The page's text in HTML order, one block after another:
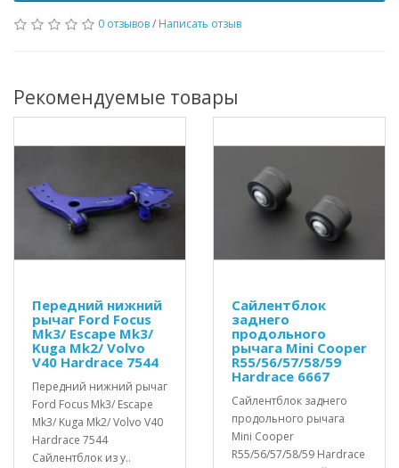
0 отзывов/ Написать отзыв
Рекомендуемые товары
Передний нижний
рычаг Ford Focus
Mk3/ Escape Mk3/
Kuga Mk2/ Volvo
V40 Hardrace 7544
Передний нижний рычаг
Ford Focus Mk3/ Escape
Mk3/ Kuga Mk2/ Volvo V40
Hardrace 7544
Сайлентблок из у..
Сайлентблок
заднего
продольного
рычага Mini Cooper
R55/56/57/58/59
Hardrace 6667
Сайлентблок заднего
продольного рычага
Mini Cooper
R55/56/57/58/59 Hardrace